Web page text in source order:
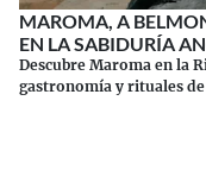
MAROMA, A
EN LA SABIDURÍA
Descubre Maroma en la
gastronomía y rituales